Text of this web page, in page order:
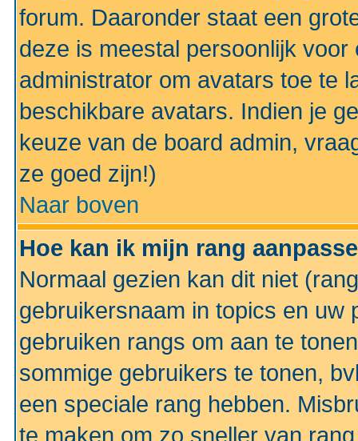
forum. Daaronder staat een
deze is meestal persoonlijk
administrator om avatars toe te
beschikbare avatars. Indien je
keuze van de board admin,
ze goed zijn!)
Naar boven
Hoe kan ik mijn rang
Normaal gezien kan dit niet
gebruikersnaam in topics en uw
gebruiken rangs om aan te
sommige gebruikers te tonen,
een speciale rang hebben.
te maken om zo sneller van